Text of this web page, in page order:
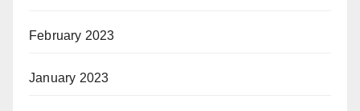
February 2023
January 2023